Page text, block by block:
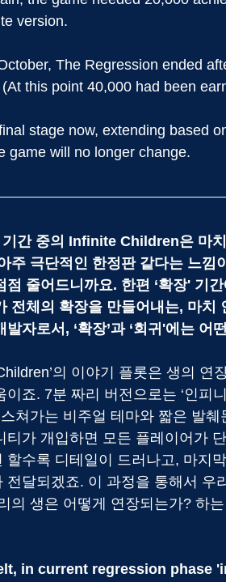
version.
The Regression ended
(At this point 40,000 had been
stage now, extending based
game will no longer change.
기간 중의 Infinite Children은 마
주 극단적인 한정판 같다는 느
점 줄어드니까요. 한편 ‘확장' 기
전체의 확장을 만들어내는, 마
발자로서, ‘확장’과 ‘회귀'에는
의 이야기 플롯은 생의
이죠. 7분 짜리 버전으로는 ‘인피
쳐가는 비주얼 테마와 짧은 발
티가 개입하면 모든 플레이어가
할수록 디테일이 드러나고, 마지
전달되겠죠. 이 과정을 통해서 우
의 생은 어떻게 연장되는가? 하
in current regression phase